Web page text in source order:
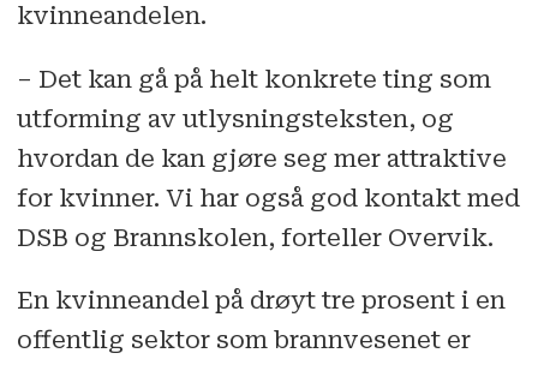
kvinneandelen.
– Det kan gå på helt konkrete ting som
utforming av utlysningsteksten, og
hvordan de kan gjøre seg mer attraktive
for kvinner. Vi har også god kontakt med
DSB og Brannskolen, forteller Overvik.
En kvinneandel på drøyt tre prosent i en
offentlig sektor som brannvesenet er